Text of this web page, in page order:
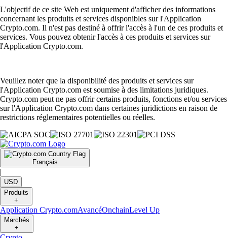
L'objectif de ce site Web est uniquement d'afficher des informations
concernant les produits et services disponibles sur l'Application
Crypto.com. Il n'est pas destiné à offrir l'accès à l'un de ces produits et
services. Vous pouvez obtenir l'accès à ces produits et services sur
l'Application Crypto.com.
Veuillez noter que la disponibilité des produits et services sur
l'Application Crypto.com est soumise à des limitations juridiques.
Crypto.com peut ne pas offrir certains produits, fonctions et/ou services
sur l'Application Crypto.com dans certaines juridictions en raison de
restrictions réglementaires potentielles ou réelles.
Français
|
USD
Produits
+
Application Crypto.comAvancéOnchainLevel Up
Marchés
+